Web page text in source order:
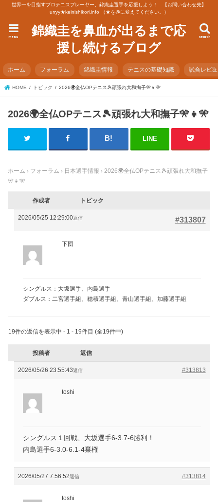
世界一を目指すプロテニスプレーヤー、錦織圭選手を応援しよう！ 【お問い合わせ先】
urryy★keinishikori.info （★を@に変えてください。）
錦織圭を鼻血が出るまで応
援し続けるブログ
search
menu
ホーム フォーラム 錦織圭情報 テニスの基礎知識 試合レビ
HOME トピック 2026🌍全仏OPテニス🎾頑張れ大和撫子🎌👧🎌
2026🌍全仏OPテニス🎾頑張れ大和撫子🎌👧🎌
LINE
ホーム › フォーラム › 日本選手情報 › 2026🌍全仏OPテニス🎾頑張れ大和撫子
🎌👧🎌
作成者 トピック
2026/05/25 12:29:00 #313807
返信
下団
シングルス：大坂選手、内島選手
ダブルス：二宮選手組、穂積選手組、青山選手組、加藤選手組
19件の返信を表示中 - 1 - 19件目 (全19件中)
投稿者 返信
2026/05/26 23:55:43 #313813
返信
toshi
シングルス１回戦、大坂選手6-3.7-6勝利！
内島選手6-3.0-6.1-4棄権
2026/05/27 7:56:52 #313814
返信
toshi